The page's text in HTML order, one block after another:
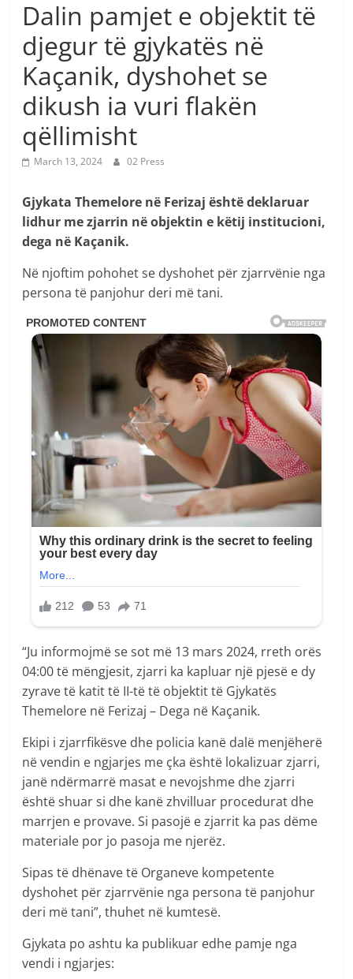
Dalin pamjet e objektit të
djegur të gjykatës në
Kaçanik, dyshohet se
dikush ia vuri flakën
qëllimisht
March 13, 2024 02 Press
Gjykata Themelore në Ferizaj është deklaruar
lidhur me zjarrin në objektin e këtij institucioni,
dega në Kaçanik.
Në njoftim pohohet se dyshohet për zjarrvënie nga
persona të panjohur deri më tani.
“Ju informojmë se sot më 13 mars 2024, rreth orës
04:00 të mëngjesit, zjarri ka kapluar një pjesë e dy
zyrave të katit të II-të të objektit të Gjykatës
Themelore në Ferizaj – Dega në Kaçanik.
Ekipi i zjarrfikësve dhe policia kanë dalë menjëherë
në vendin e ngjarjes me çka është lokalizuar zjarri,
janë ndërmarrë masat e nevojshme dhe zjarri
është shuar si dhe kanë zhvilluar procedurat dhe
marrjen e provave. Si pasojë e zjarrit ka pas dëme
materiale por jo pasoja me njerëz.
Sipas të dhënave të Organeve kompetente
dyshohet për zjarrvënie nga persona të panjohur
deri më tani”, thuhet në kumtesë.
Gjykata po ashtu ka publikuar edhe pamje nga
vendi i ngjarjes: